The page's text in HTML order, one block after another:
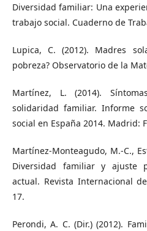
Diversidad familiar: Una
trabajo social. Cuaderno de
Lupica, C. (2012). Madres
pobreza? Observatorio de la
Martínez, L. (2014).
solidaridad familiar. Informe
social en España 2014. Madrid:
Martínez-Monteagudo, M.-C.,
Diversidad familiar y ajuste
actual. Revista Internacional
17.
Perondi, A. C. (Dir.) (2012).